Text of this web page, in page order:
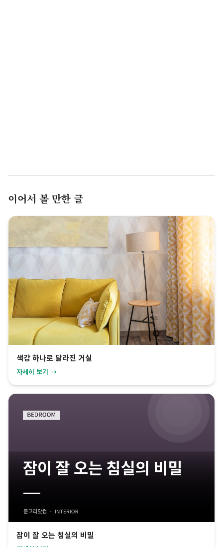
이어서 볼 만한 글
색감 하나로 달라진 거실
자세히 보기 →
잠이 잘 오는 침실의 비밀